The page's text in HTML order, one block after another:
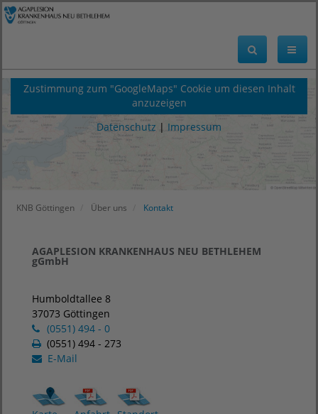
Zustimmung zum "GoogleMaps" Cookie um diesen Inhalt
anzuzeigen
Datenschutz | Impressum
KNB Göttingen Über uns Kontakt
AGAPLESION KRANKENHAUS NEU BETHLEHEM
gGmbH
Humboldtallee 8
37073 Göttingen
(0551) 494 - 0
(0551) 494 - 273
E-Mail